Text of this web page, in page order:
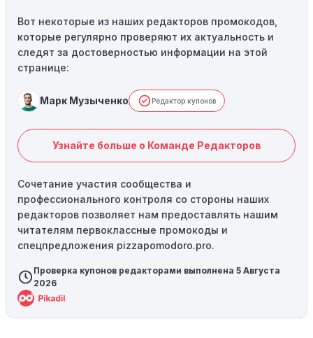
Вот некоторые из наших редакторов промокодов,
которые регулярно проверяют их актуальность и
следят за достоверностью информации на этой
странице:
Марк Музыченко Редактор купонов
Узнайте больше о Команде Редакторов
Сочетание участия сообщества и
профессионального контроля со стороны наших
редакторов позволяет нам предоставлять нашим
читателям первоклассные промокоды и
спецпредложения pizzapomodoro.pro.
Проверка купонов редакторами выполнена 5 Августа
2026